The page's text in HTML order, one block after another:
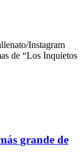
Instagram
de “Los Inquietos
grande de